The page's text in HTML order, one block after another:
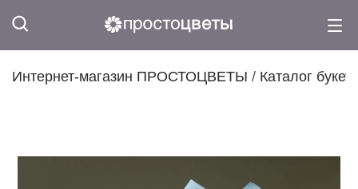
Интернет-магазин ПРОСТОЦВЕТЫ / Каталог